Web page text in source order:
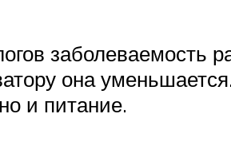
заболеваемость
она
и питание.